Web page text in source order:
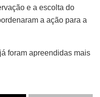
e a escolta do
a ação para a
foram apreendidas mais